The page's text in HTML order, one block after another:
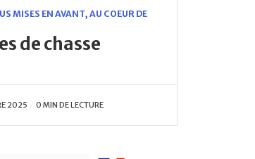
MISES EN AVANT, AU COEUR DE
de chasse
2025 0 MIN DE LECTURE